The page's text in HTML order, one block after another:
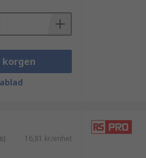
korgen
16,81 kr/enhet